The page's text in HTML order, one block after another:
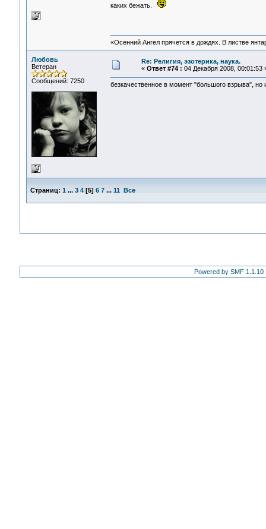
каких бежать.
«Осенний Ангел прячется в дождях. В листве
Любовь
Ветеран
Сообщений: 7250
Re: Религия, эзотерика, наука.
« Ответ #74 : 04 Декабря 2008, 00:01:53
безкачественное в момент "большого взрыва", но
Страниц: 1 ... 3 4[5] 6 7 ... 11 Все
Powered by SMF 1.1.10